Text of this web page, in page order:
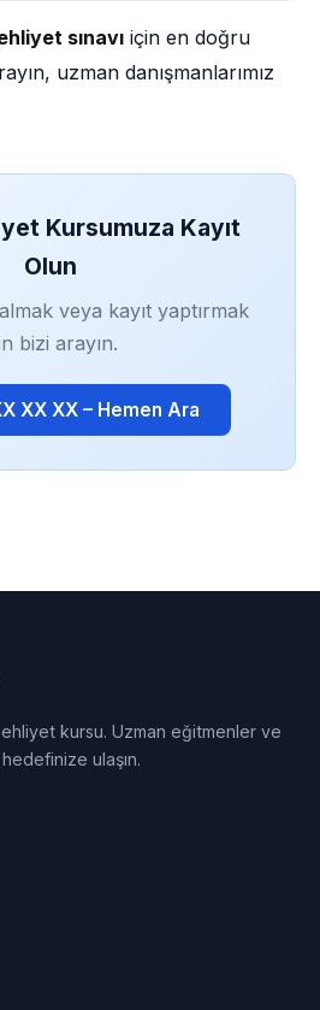
ehliyet sınavı için en doğru
uzman danışmanlarımız
Kursumuza Kayıt
Olun
veya kayıt yaptırmak
bizi arayın.
XX XX – Hemen Ara
kursu. Uzman eğitmenler ve
ulaşın.